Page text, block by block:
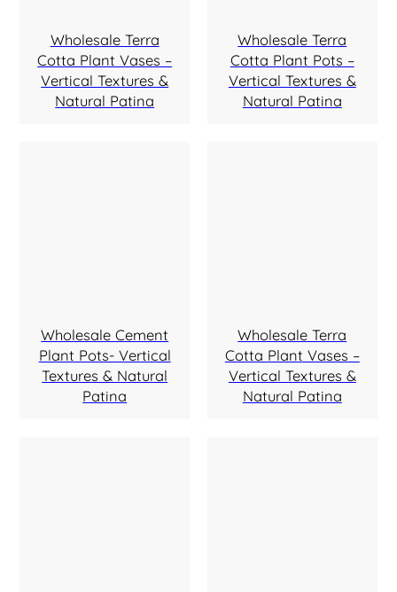
Wholesale Terra
Cotta Plant Vases –
Vertical Textures &
Natural Patina
Wholesale Terra
Cotta Plant Pots –
Vertical Textures &
Natural Patina
Wholesale Cement
Plant Pots- Vertical
Textures & Natural
Patina
Wholesale Terra
Cotta Plant Vases –
Vertical Textures &
Natural Patina